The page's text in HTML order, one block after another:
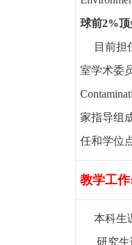
球前2%
目前担
室学术委
家指导组
任和学位
教学工作
本科生
研究生